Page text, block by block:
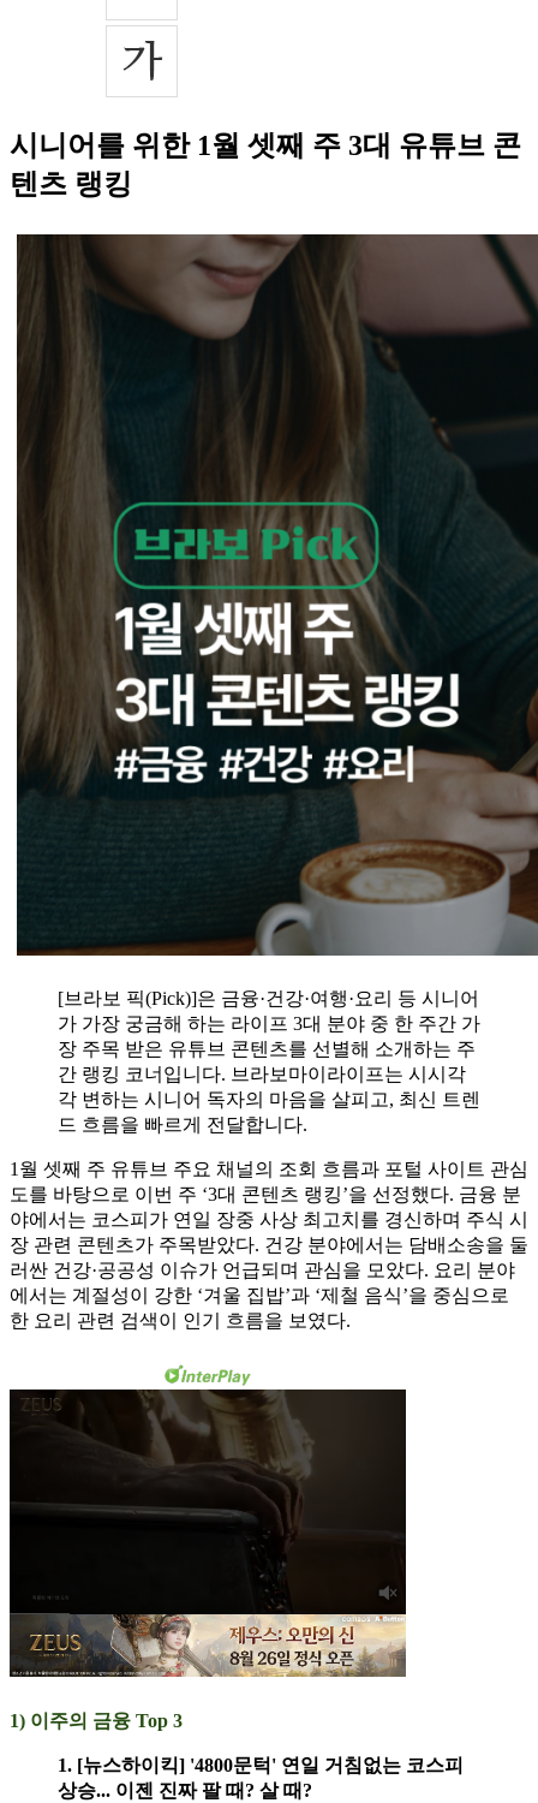
시니어를 위한 1월 셋째 주 3대 유튜브 콘
텐츠 랭킹
[브라보 픽(Pick)]은 금융·건강·여행·요리 등 시니어
가 가장 궁금해 하는 라이프 3대 분야 중 한 주간 가
장 주목 받은 유튜브 콘텐츠를 선별해 소개하는 주
간 랭킹 코너입니다. 브라보마이라이프는 시시각
각 변하는 시니어 독자의 마음을 살피고, 최신 트렌
드 흐름을 빠르게 전달합니다.
1월 셋째 주 유튜브 주요 채널의 조회 흐름과 포털 사이트 관심
도를 바탕으로 이번 주 ‘3대 콘텐츠 랭킹’을 선정했다. 금융 분
야에서는 코스피가 연일 장중 사상 최고치를 경신하며 주식 시
장 관련 콘텐츠가 주목받았다. 건강 분야에서는 담배소송을 둘
러싼 건강·공공성 이슈가 언급되며 관심을 모았다. 요리 분야
에서는 계절성이 강한 ‘겨울 집밥’과 ‘제철 음식’을 중심으로
한 요리 관련 검색이 인기 흐름을 보였다.
1) 이주의 금융 Top 3
1. [뉴스하이킥] '4800문턱' 연일 거침없는 코스피
상승... 이젠 진짜 팔 때? 살 때?